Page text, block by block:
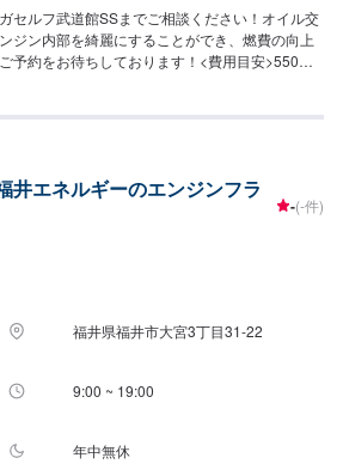
セルフ武道館SSまでご相談ください！オイル交
ジン内部を綺麗にすることができ、燃費の向上
予約をお待ちしております！<費用目安>550
井エネルギーのエンジンフラ
-(-件)
福井県福井市大宮3丁目31-22
9:00 ~ 19:00
年中無休